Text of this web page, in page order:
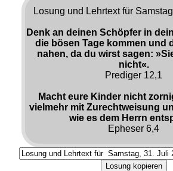
Losung und Lehrtext für
Denk an deinen Schöpfer in
die bösen Tage kommen und
nahen, da du wirst sagen:
nicht«.
Prediger 12,1
Macht eure Kinder nicht
vielmehr mit Zurechtweisung
wie es dem Herrn
Epheser 6,4
Losung kopieren